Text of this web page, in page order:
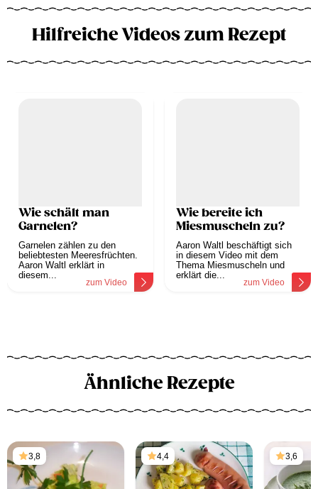
Hilfreiche Videos zum Rezept
Wie schält man
Garnelen?
Garnelen zählen zu den
beliebtesten Meeresfrüchten.
Aaron Waltl erklärt in
diesem...
zum Video
Wie bereite ich
Miesmuscheln zu?
Aaron Waltl beschäftigt sich
in diesem Video mit dem
Thema Miesmuscheln und
erklärt die...
zum Video
Ähnliche Rezepte
3,8 4,4 3,6